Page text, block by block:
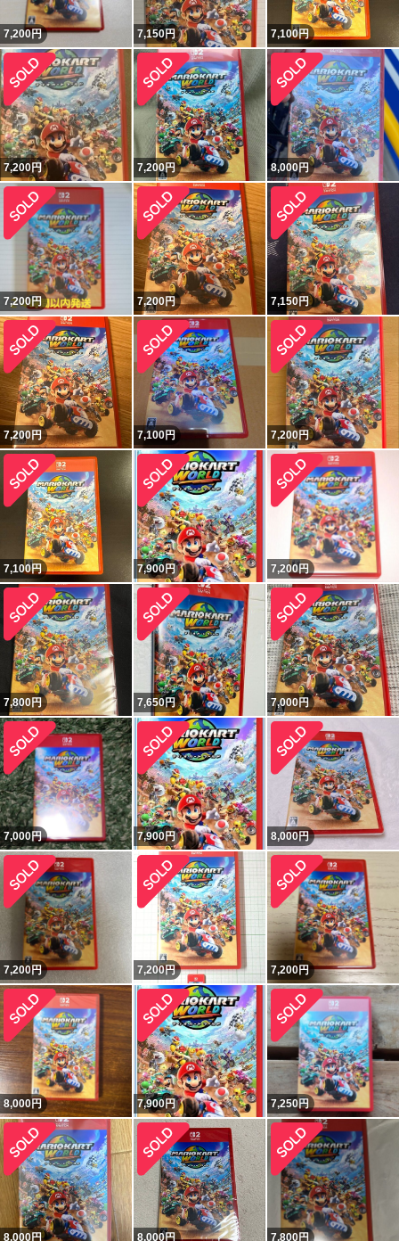
7,200円 7,150円 7,100円
7,200円 7,200円 8,000円
7,200円 7,200円 7,150円
7,200円 7,100円 7,200円
7,100円 7,900円 7,200円
7,800円 7,650円 7,000円
7,000円 7,900円 8,000円
7,200円 7,200円 7,200円
8,000円 7,900円 7,250円
8,000円 8,000円 7,800円